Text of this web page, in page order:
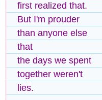
first realized that.
But I'm prouder
than anyone else
that
the days we spent
together weren't
lies.